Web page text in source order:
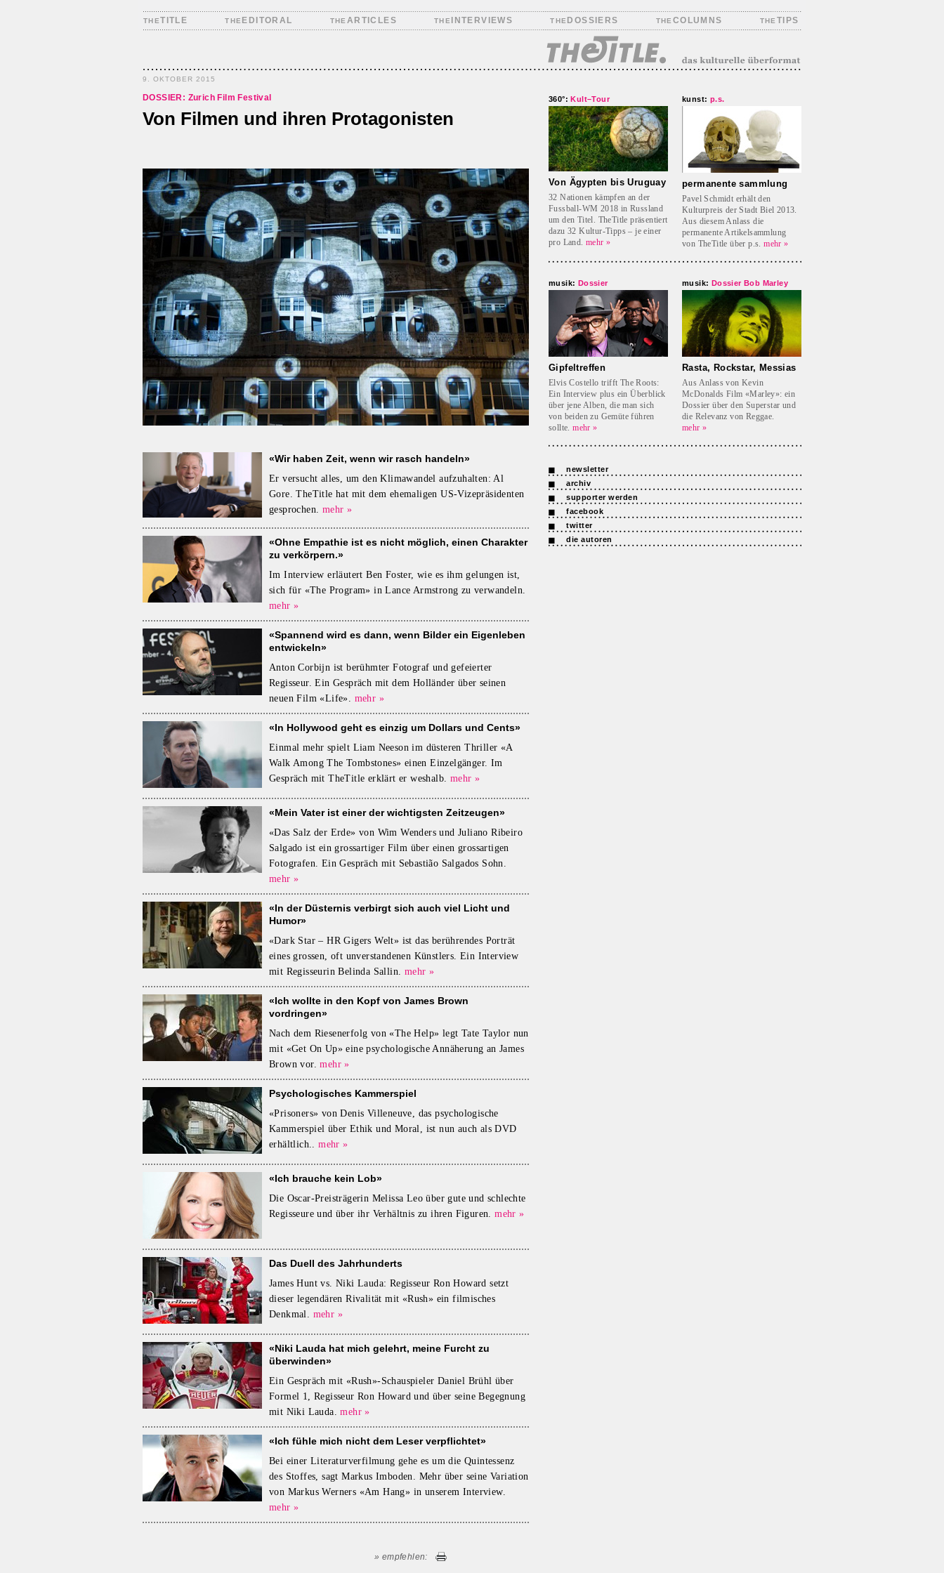
THETITLE THE EDITORAL THE ARTICLES THE INTERVIEWS THE DOSSIERS THE COLUMNS THE TIPS
9. OKTOBER 2015
DOSSIER: Zurich Film Festival
Von Filmen und ihren Protagonisten
«Wir haben Zeit, wenn wir rasch handeln»
Er versucht alles, um den Klimawandel aufzuhalten: Al
Gore. TheTitle hat mit dem ehemaligen US-Vizepräsidenten
gesprochen. mehr »
«Ohne Empathie ist es nicht möglich, einen Charakter
zu verkörpern.»
Im Interview erläutert Ben Foster, wie es ihm gelungen ist,
sich für «The Program» in Lance Armstrong zu verwandeln.
mehr »
«Spannend wird es dann, wenn Bilder ein Eigenleben
entwickeln»
Anton Corbijn ist berühmter Fotograf und gefeierter
Regisseur. Ein Gespräch mit dem Holländer über seinen
neuen Film «Life».
mehr »
«In Hollywood geht es einzig um Dollars und Cents»
Einmal mehr spielt Liam Neeson im düsteren Thriller «A
Walk Among The Tombstones» einen Einzelgänger. Im
Gespräch mit TheTitle erklärt er weshalb. mehr »
«Mein Vater ist einer der wichtigsten Zeitzeugen»
«Das Salz der Erde» von Wim Wenders und Juliano Ribeiro
Salgado ist ein grossartiger Film über einen grossartigen
Fotografen. Ein Gespräch mit Sebastião Salgados Sohn.
mehr »
«In der Düsternis verbirgt sich auch viel Licht und
Humor»
«Dark Star – HR Gigers Welt» ist das berührendes Porträt
eines grossen, oft unverstandenen Künstlers. Ein Interview
mit Regisseurin Belinda Sallin.
mehr »
«Ich wollte in den Kopf von James Brown
vordringen»
Nach dem Riesenerfolg von «The Help» legt Tate Taylor nun
mit «Get On Up» eine psychologische Annäherung an James
Brown vor. mehr »
Psychologisches Kammerspiel
«Prisoners» von Denis Villeneuve, das psychologische
Kammerspiel über Ethik und Moral, ist nun auch als DVD
erhältlich..
mehr »
«Ich brauche kein Lob»
Die Oscar-Preisträgerin Melissa Leo über gute und schlechte
Regisseure und über ihr Verhältnis zu ihren Figuren.
mehr »
Das Duell des Jahrhunderts
James Hunt vs. Niki Lauda: Regisseur Ron Howard setzt
dieser legendären Rivalität mit «Rush» ein filmisches
Denkmal.
mehr »
«Niki Lauda hat mich gelehrt, meine Furcht zu
überwinden»
Ein Gespräch mit «Rush»-Schauspieler Daniel Brühl über
Formel 1, Regisseur Ron Howard und über seine Begegnung
mit Niki Lauda.
mehr »
«Ich fühle mich nicht dem Leser verpflichtet»
Bei einer Literaturverfilmung gehe es um die Quintessenz
des Stoffes, sagt Markus Imboden. Mehr über seine Variation
von Markus Werners «Am Hang» in unserem Interview.
mehr »
» empfehlen:
360°:Kult–Tour
Von Ägypten bis Uruguay
32 Nationen kämpfen an der
Fussball-WM 2018 in Russland
um den Titel. TheTitle präsentiert
dazu 32 Kultur-Tipps – je einer
pro Land. mehr »
kunst: p.s.
permanente sammlung
Pavel Schmidt erhält den
Kulturpreis der Stadt Biel 2013.
Aus diesem Anlass die
permanente Artikelsammlung
von TheTitle über p.s. mehr »
musik: Dossier
Gipfeltreffen
Elvis Costello trifft The Roots:
Ein Interview plus ein Überblick
über jene Alben, die man sich
von beiden zu Gemüte führen
sollte. mehr »
musik: Dossier Bob Marley
Rasta, Rockstar, Messias
Aus Anlass von Kevin
McDonalds Film «Marley»: ein
Dossier über den Superstar und
die Relevanz von Reggae.
mehr »
newsletter
archiv
supporter werden
facebook
twitter
die autoren